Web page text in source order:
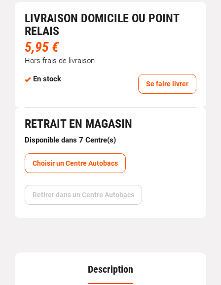
LIVRAISON DOMICILE OU POINT
RELAIS
5,95 €
Hors frais de livraison
En stock
Se faire livrer
RETRAIT EN MAGASIN
Disponible dans 7 Centre(s)
Choisir un Centre Autobacs
Retirer dans un Centre Autobacs
Description